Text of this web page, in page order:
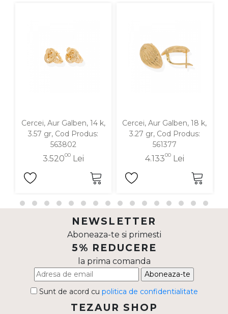
Cercei, Aur Galben, 14 k,
3.57 gr, Cod Produs:
563802
3.52000Lei
Cercei, Aur Galben, 18 k,
3.27 gr, Cod Produs:
561377
4.13300Lei
NEWSLETTER
Aboneaza-te si primesti
5% REDUCERE
la prima comanda
Aboneaza-te
Sunt de acord cu politica de confidentialitate
TEZAUR SHOP